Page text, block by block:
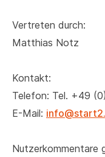
Vertreten durch:
Matthias Notz
Kontakt:
Telefon: ​Tel. +49
E-Mail:
Nutzerkommentare